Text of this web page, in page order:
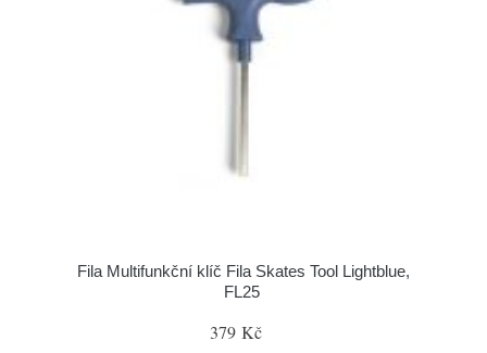
Fila Multifunkční klíč Fila Skates Tool Lightblue,
FL25
379 Kč